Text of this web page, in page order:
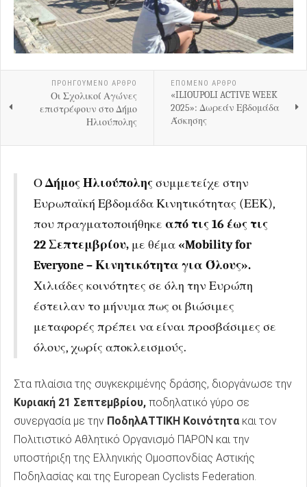
ΠΡΟΗΓΟΎΜΕΝΟ ΑΡΘΡΟ
Οι Σχολικοί Αγώνες
επιστρέφουν στο Δήμο
Ηλιούπολης
ΕΠΟΜΕΝΟ ΑΡΘΡΟ
«ILIOUPOLI ACTIVE WEEK
2025»: Δωρεάν Εβδομάδα
Άσκησης
ΟΔήμος Ηλιούποληςσυμμετείχε στην
Ευρωπαϊκή Εβδομάδα Κινητικότητας (ΕΕΚ),
που πραγματοποιήθηκε από τις 16 έως τις
22 Σεπτεμβρίου, με θέμα «Mobility for
Everyone – Κινητικότητα για Όλους».
Χιλιάδες κοινότητες σε όλη την Ευρώπη
έστειλαν το μήνυμα πως οι βιώσιμες
μεταφορές πρέπει να είναι προσβάσιμες σε
όλους, χωρίς αποκλεισμούς.
Στα πλαίσια της συγκεκριμένης δράσης, διοργάνωσε την
Κυριακή 21 Σεπτεμβρίου, ποδηλατικό γύρο σε
συνεργασία με την ΠοδηλΑΤΤΙΚΗ Κοινότητα και τον
Πολιτιστικό Αθλητικό Οργανισμό ΠΑΡΟΝ και την
υποστήριξη της Ελληνικής Ομοσπονδίας Αστικής
Ποδηλασίας και της European Cyclists Federation.